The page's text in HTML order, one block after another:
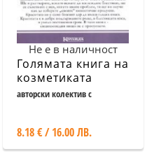
Не е в наличност
Голямата книга на
козметиката
авторски колектив с
8.18 € / 16.00 ЛВ.